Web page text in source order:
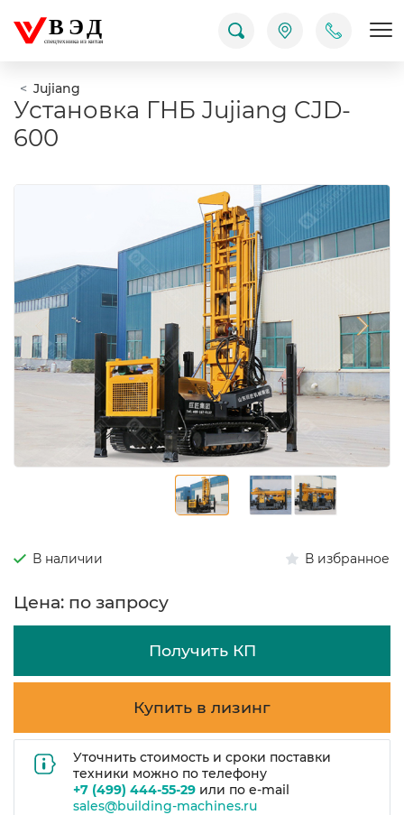
ВЭД
спецтехника из китая
Jujiang
Установка ГНБ Jujiang CJD-
600
В наличии В избранное
Цена: по запросу
Получить КП
Купить в лизинг
Уточнить стоимость и сроки поставки
техники можно по телефону
+7 (499) 444-55-29 или по e-mail
sales@building-machines.ru